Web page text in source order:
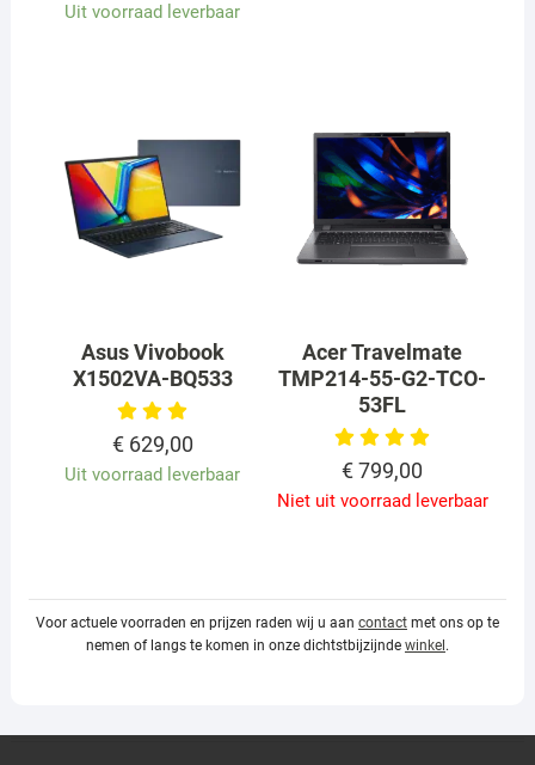
Uit voorraad leverbaar
Asus Vivobook
X1502VA-BQ533
€629,00
Uit voorraad leverbaar
Acer Travelmate
TMP214-55-G2-TCO-
53FL
€799,00
Niet uit voorraad leverbaar
Voor actuele voorraden en prijzen raden wij u aan contactmet ons op te
nemen of langs te komen in onze dichtstbijzijnde winkel.